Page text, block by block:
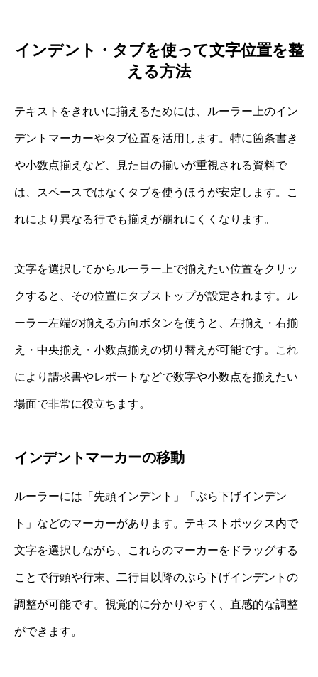
インデント・タブを使って文字位置を整
える方法
テキストをきれいに揃えるためには、ルーラー上のイン
デントマーカーやタブ位置を活用します。特に箇条書き
や小数点揃えなど、見た目の揃いが重視される資料で
は、スペースではなくタブを使うほうが安定します。こ
れにより異なる行でも揃えが崩れにくくなります。
文字を選択してからルーラー上で揃えたい位置をクリッ
クすると、その位置にタブストップが設定されます。ル
ーラー左端の揃える方向ボタンを使うと、左揃え・右揃
え・中央揃え・小数点揃えの切り替えが可能です。これ
により請求書やレポートなどで数字や小数点を揃えたい
場面で非常に役立ちます。
インデントマーカーの移動
ルーラーには「先頭インデント」「ぶら下げインデン
ト」などのマーカーがあります。テキストボックス内で
文字を選択しながら、これらのマーカーをドラッグする
ことで行頭や行末、二行目以降のぶら下げインデントの
調整が可能です。視覚的に分かりやすく、直感的な調整
ができます。